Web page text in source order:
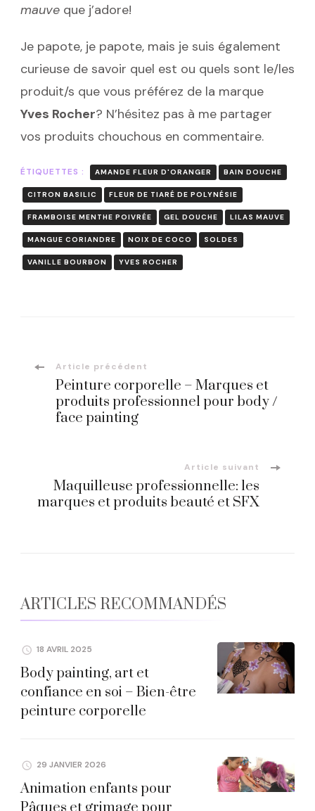
mauve que j’adore!
Je papote, je papote, mais je suis également
curieuse de savoir quel est ou quels sont le/les
produit/s que vous préférez de la marque
Yves Rocher? N’hésitez pas à me partager
vos produits chouchous en commentaire.
ÉTIQUETTES : AMANDE FLEUR D'ORANGER BAIN DOUCHE
CITRON BASILIC FLEUR DE TIARÉ DE POLYNÉSIE
FRAMBOISE MENTHE POIVRÉE GEL DOUCHE LILAS MAUVE
MANGUE CORIANDRE NOIX DE COCO SOLDES
VANILLE BOURBON YVES ROCHER
Navigation
d'article
Article précédent
Peinture corporelle – Marques et
produits professionnel pour body /
face painting
Article suivant
Maquilleuse professionnelle: les
marques et produits beauté et SFX
ARTICLES RECOMMANDÉS
18 AVRIL 2025
Body painting, art et
confiance en soi – Bien-être
peinture corporelle
29 JANVIER 2026
Animation enfants pour